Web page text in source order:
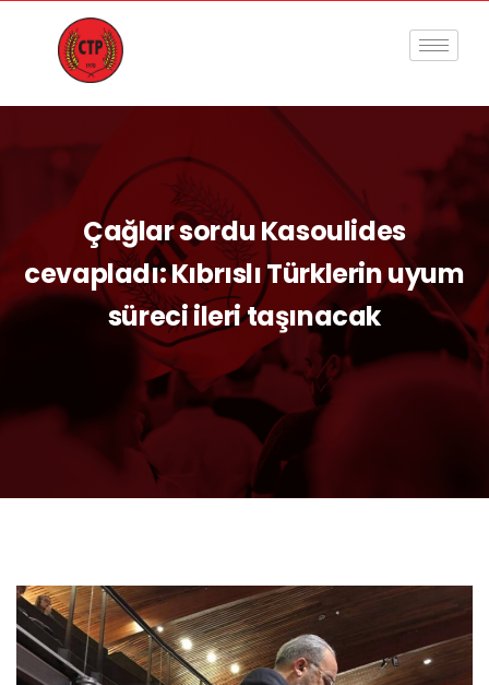
Çağlar sordu Kasoulides
cevapladı: Kıbrıslı Türklerin uyum
süreci ileri taşınacak